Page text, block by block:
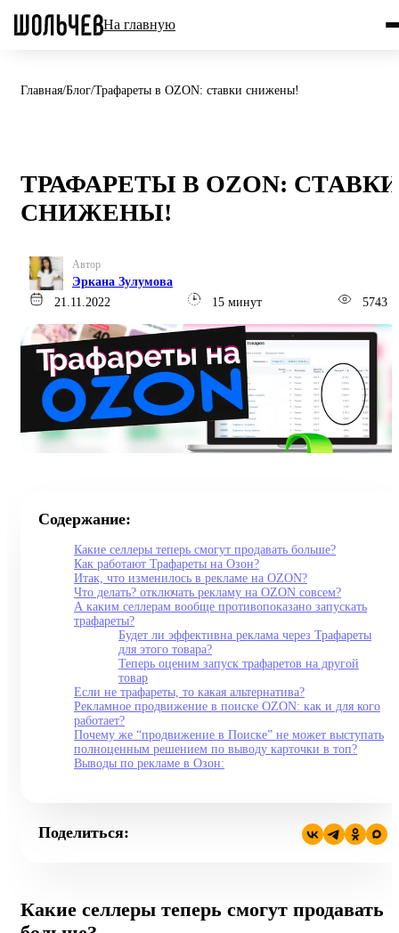
На главную
Главная/Блог/Трафареты в OZON: ставки снижены!
ТРАФАРЕТЫ В OZON: СТАВКИ
СНИЖЕНЫ!
Автор
Эркана Зулумова
21.11.2022
15 минут 5743
Какие селлеры теперь смогут продавать
Содержание:
Какие селлеры теперь смогут продавать больше?
Как работают Трафареты на Озон?
Итак, что изменилось в рекламе на OZON?
Что делать? отключать рекламу на OZON совсем?
А каким селлерам вообще противопоказано запускать
трафареты?
Будет ли эффективна реклама через Трафареты
для этого товара?
Теперь оценим запуск трафаретов на другой
товар
Если не трафареты, то какая альтернатива?
Рекламное продвижение в поиске OZON: как и для кого
работает?
Почему же “продвижение в Поиске” не может выступать
полноценным решением по выводу карточки в топ?
Выводы по рекламе в Озон:
Поделиться: